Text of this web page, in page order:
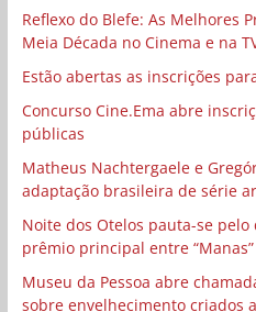
Reflexo do Blefe: As Melhores
Meia Década no Cinema e na
Estão abertas as inscrições
Concurso Cine.Ema abre
públicas
Matheus Nachtergaele e
adaptação brasileira de série
Noite dos Otelos pauta-se
prêmio principal entre “Manas”
Museu da Pessoa abre
sobre envelhecimento criados